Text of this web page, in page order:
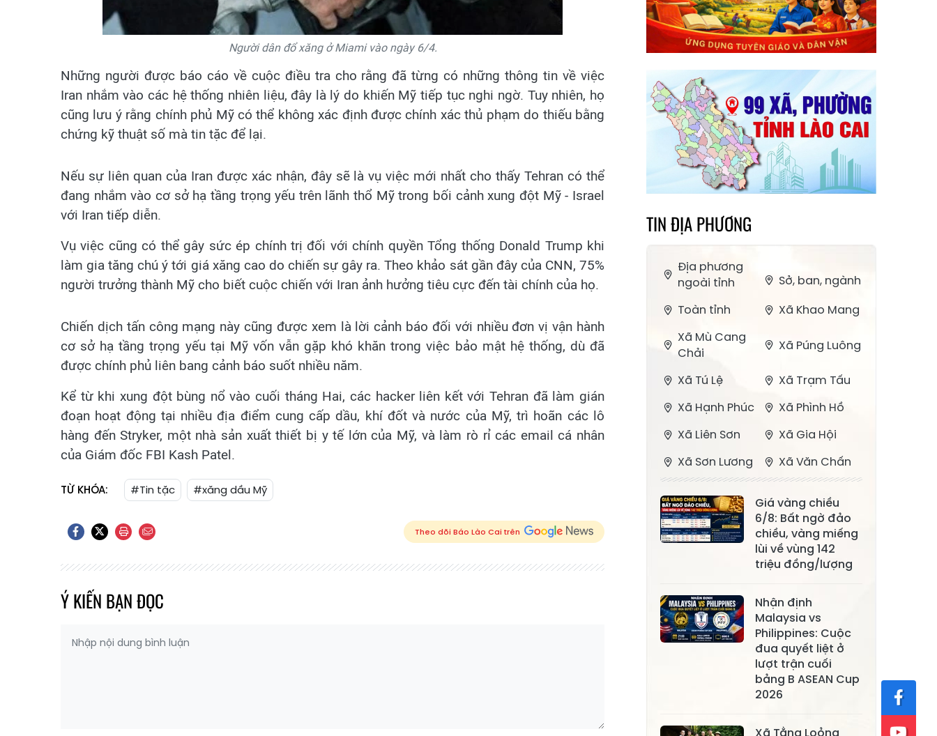
Người dân đổ xăng ở Miami vào ngày 6/4.
Những người được báo cáo về cuộc điều tra cho rằng đã từng có những thông tin về việc
Iran nhắm vào các hệ thống nhiên liệu, đây là lý do khiến Mỹ tiếp tục nghi ngờ. Tuy nhiên, họ
cũng lưu ý rằng chính phủ Mỹ có thể không xác định được chính xác thủ phạm do thiếu bằng
chứng kỹ thuật số mà tin tặc để lại.
Nếu sự liên quan của Iran được xác nhận, đây sẽ là vụ việc mới nhất cho thấy Tehran có thể
đang nhắm vào cơ sở hạ tầng trọng yếu trên lãnh thổ Mỹ trong bối cảnh xung đột Mỹ - Israel
với Iran tiếp diễn.
Vụ việc cũng có thể gây sức ép chính trị đối với chính quyền Tổng thống Donald Trump khi
làm gia tăng chú ý tới giá xăng cao do chiến sự gây ra. Theo khảo sát gần đây của CNN, 75%
người trưởng thành Mỹ cho biết cuộc chiến với Iran ảnh hưởng tiêu cực đến tài chính của họ.
Chiến dịch tấn công mạng này cũng được xem là lời cảnh báo đối với nhiều đơn vị vận hành
cơ sở hạ tầng trọng yếu tại Mỹ vốn vẫn gặp khó khăn trong việc bảo mật hệ thống, dù đã
được chính phủ liên bang cảnh báo suốt nhiều năm.
Kể từ khi xung đột bùng nổ vào cuối tháng Hai, các hacker liên kết với Tehran đã làm gián
đoạn hoạt động tại nhiều địa điểm cung cấp dầu, khí đốt và nước của Mỹ, trì hoãn các lô
hàng đến Stryker, một nhà sản xuất thiết bị y tế lớn của Mỹ, và làm rò rỉ các email cá nhân
của Giám đốc FBI Kash Patel.
TỪ KHÓA: #Tin tặc #xăng dầu Mỹ
Theo dõi Báo Lào Cai trên
Ý KIẾN BẠN ĐỌC
TIN ĐỊA PHƯƠNG
Địa phương
ngoài tỉnh
Sở, ban, ngành
Toàn tỉnh
Xã Khao Mang
Xã Mù Cang
Chải
Xã Púng Luông
Xã Tú Lệ
Xã Trạm Tấu
Xã Hạnh Phúc
Xã Phình Hồ
Xã Liên Sơn
Xã Gia Hội
Xã Sơn Lương
Xã Văn Chấn
Bằng La
Xã Chấn Thịnh
Xã Nghĩa Tâm
Xã Phong Dụ
Hạ
Xã Lâm Giang
Xã Đông
Cuông
Xã Tân Hợp
Xã Mậu A Xã Xuân Ái
Xã Lâm
Thượng
Giá vàng chiều
6/8: Bất ngờ đảo
chiều, vàng miếng
lùi về vùng 142
triệu đồng/lượng
Nhận định
Malaysia vs
Philippines: Cuộc
đua quyết liệt ở
lượt trận cuối
bảng B ASEAN Cup
2026